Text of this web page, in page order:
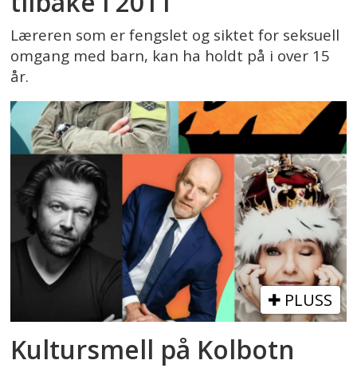
Læreren som er fengslet og siktet for seksuell
omgang med barn, kan ha holdt på i over 15
år.
PLUSS
Kultursmell på Kolbotn